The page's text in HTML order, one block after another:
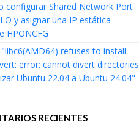
configurar Shared Network Port
y asignar una IP estática
HPONCFG
refuses to install:
error: cannot divert directories
Ubuntu 22.04 a Ubuntu 24.04"
RECIENTES